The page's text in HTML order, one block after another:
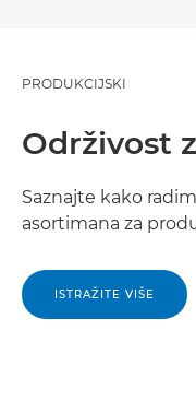
PRODUKCIJSKI
Održivost
Saznajte kako
asortimana za
ISTRAŽITE VIŠE